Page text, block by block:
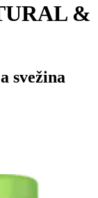
&
svežina